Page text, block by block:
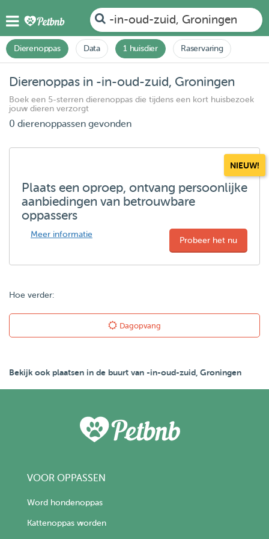
-in-oud-zuid, Groningen
Dierenoppas Data 1 huisdier Raservaring
Dierenoppas in -in-oud-zuid, Groningen
Boek een 5-sterren dierenoppas die tijdens een kort huisbezoek
jouw dieren verzorgt
0 dierenoppassen gevonden
NIEUW!
Plaats een oproep, ontvang persoonlijke
aanbiedingen van betrouwbare
oppassers
Meer informatie
Probeer het nu
Hoe verder:
Dagopvang
Bekijk ook plaatsen in de buurt van -in-oud-zuid, Groningen
VOOR OPPASSEN
Word hondenoppas
Kattenoppas worden